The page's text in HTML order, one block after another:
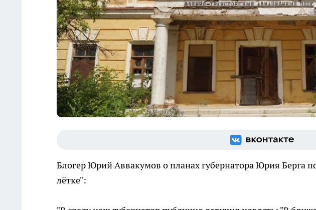
Блогер Юрий Аввакумов о планах губернатора Юрия Берга
лётке":